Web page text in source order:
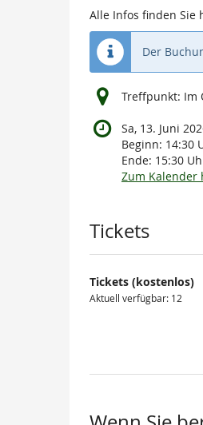
Alle Infos finden Sie
Der
Treffpunkt: Im
Sa, 13. Juni
Beginn: 14:30
Ende: 15:30
Zum Kalender
Produkte
Tickets
Tickets (kostenlos)
Aktuell verfügbar: 12